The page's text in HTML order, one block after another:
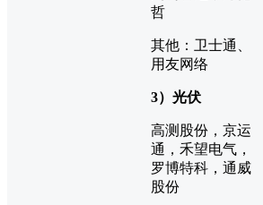
哲
其他：卫士通、
用友网络
3）光伏
高测股份，京运
通，禾望电气，
罗博特科，通威
股份